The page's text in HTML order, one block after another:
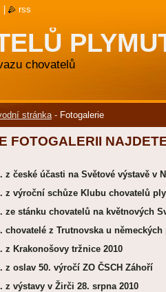
chovatelů
stránka - Fotogalerie
FOTOGALERII
z české účasti na Světové výstavě v
z výroční schůze Klubu chovatelů
ze stánku chovatelů na květnových
chovatelé z Trutnovska u německých
z Krakonošovy tržnice 2010
z oslav 50. výročí ZO ČSCH Záhoří
z výstavy v Žirči 28. srpna 2010
rss